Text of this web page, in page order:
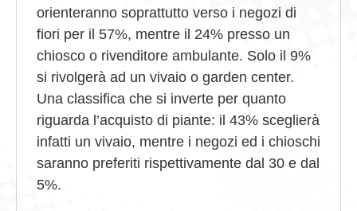
orienteranno soprattutto verso i negozi di
fiori per il 57%, mentre il 24% presso un
chiosco o rivenditore ambulante. Solo il 9%
si rivolgerà ad un vivaio o garden center.
Una classifica che si inverte per quanto
riguarda l’acquisto di piante: il 43% sceglierà
infatti un vivaio, mentre i negozi ed i chioschi
saranno preferiti rispettivamente dal 30 e dal
5%.